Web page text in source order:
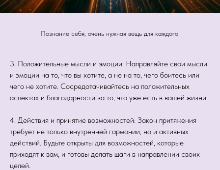
Познание себя, очень нужная вещь для каждого.
3. Положительные мысли и эмоции: Направляйте свои мысли
и эмоции на то, что вы хотите, а не на то, чего боитесь или
чего не хотите. Сосредотачивайтесь на положительных
аспектах и благодарности за то, что уже есть в вашей жизни.
4. Действия и принятие возможностей: Закон притяжения
требует не только внутренней гармонии, но и активных
действий. Будьте открыты для возможностей, которые
приходят к вам, и готовы делать шаги в направлении своих
целей.